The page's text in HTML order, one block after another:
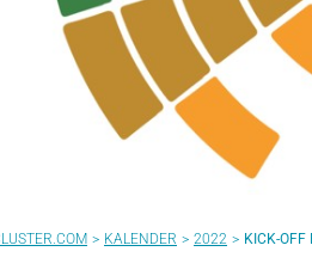
KALENDER 2022 KICK-OFF